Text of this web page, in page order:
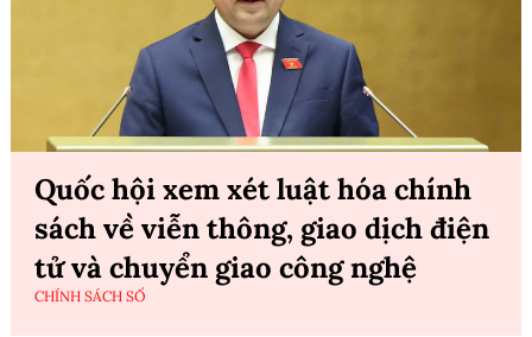
Quốc hội xem xét luật hóa chính
sách về viễn thông, giao dịch điện
tử và chuyển giao công nghệ
CHÍNH SÁCH SỐ